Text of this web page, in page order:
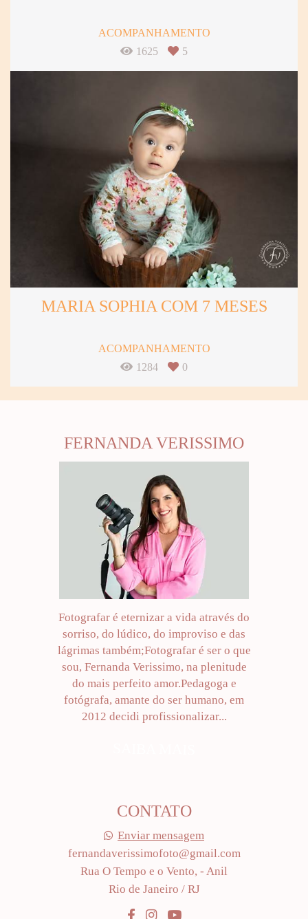
ACOMPANHAMENTO
1625
5
MARIA SOPHIA COM 7 MESES
ACOMPANHAMENTO
1284
0
FERNANDA VERISSIMO
Fotografar é eternizar a vida através do
sorriso, do lúdico, do improviso e das
lágrimas também;Fotografar é ser o que
sou, Fernanda Verissimo, na plenitude
do mais perfeito amor.Pedagoga e
fotógrafa, amante do ser humano, em
2012 decidi profissionalizar...
CONTATO
Enviar mensagem
fernandaverissimofoto@gmail.com
Rua O Tempo e o Vento, - Anil
Rio de Janeiro / RJ